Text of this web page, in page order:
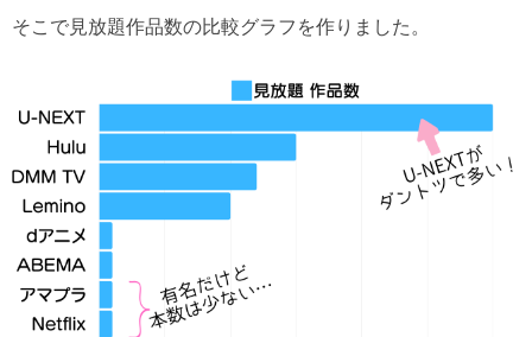
そこで見放題作品数の比較グラフを作りました。